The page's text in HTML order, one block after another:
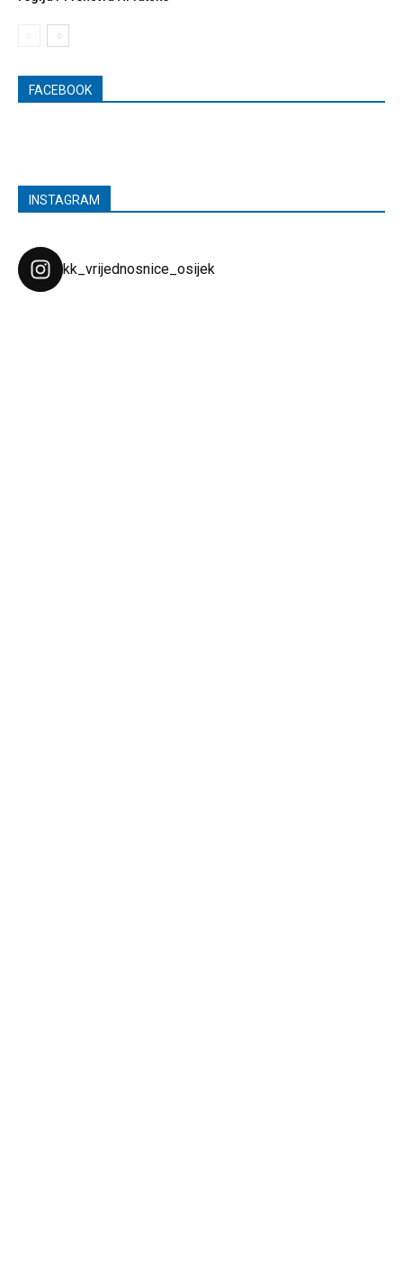
FACEBOOK
INSTAGRAM
kk_vrijednosnice_osijek